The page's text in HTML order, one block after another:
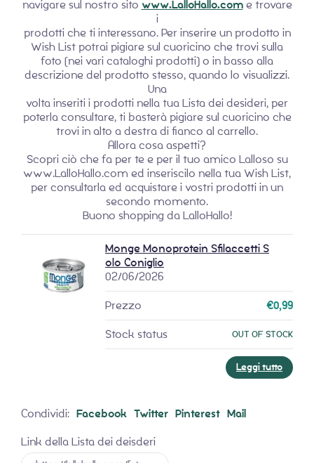
navigare sul nostro sito www.LalloHallo.come trovare
i
prodotti che ti interessano. Per inserire un prodotto in
Wish List potrai pigiare sul cuoricino che trovi sulla
foto (nei vari cataloghi prodotti) o in basso alla
descrizione del prodotto stesso, quando lo visualizzi.
Una
volta inseriti i prodotti nella tua Lista dei desideri, per
poterla consultare, ti basterà pigiare sul cuoricino che
trovi in alto a destra di fianco al carrello.
Allora cosa aspetti?
Scopri ciò che fa per te e per il tuo amico Lalloso su
www.LalloHallo.com ed inseriscilo nella tua Wish List,
per consultarla ed acquistare i vostri prodotti in un
secondo momento.
Buono shopping da LalloHallo!
Monge Monoprotein Sfilaccetti S
olo Coniglio
02/06/2026
€0,99
OUT OF STOCK
Leggi tutto
Condividi: Facebook Twitter Pinterest Mail
Link della Lista dei deisderi